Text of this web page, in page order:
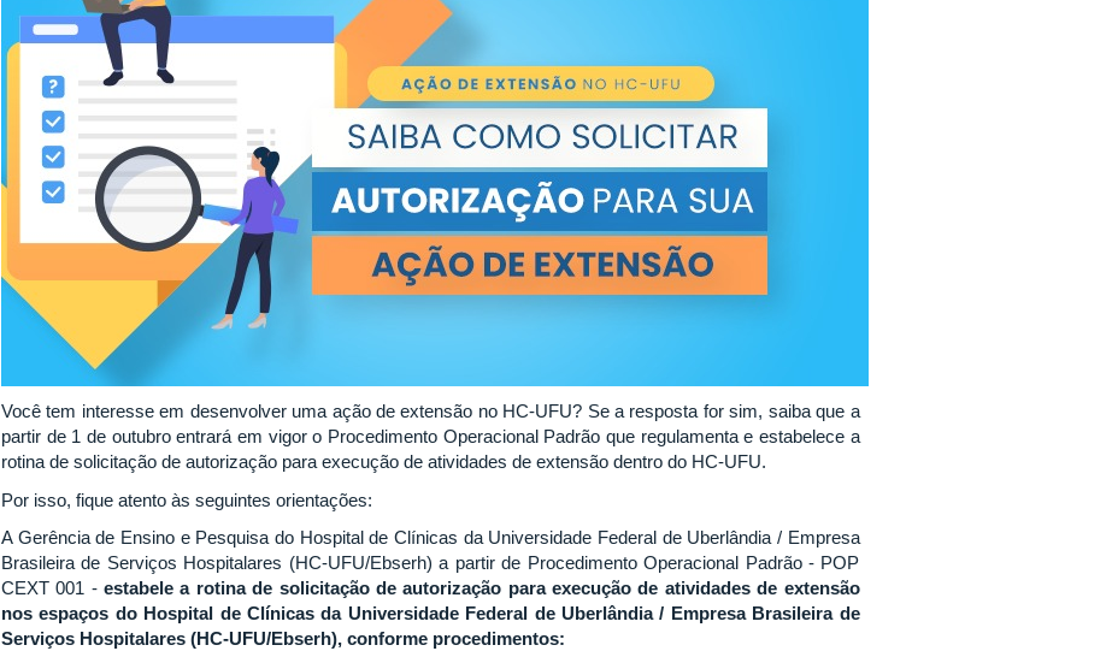
Você tem interesse em desenvolver uma ação de extensão no HC-UFU? Se a resposta for sim, saiba que a
partir de 1 de outubro entrará em vigor o Procedimento Operacional Padrão que regulamenta e estabelece a
rotina de solicitação de autorização para execução de atividades de extensão dentro do HC-UFU.
Por isso, fique atento às seguintes orientações:
A Gerência de Ensino e Pesquisa do Hospital de Clínicas da Universidade Federal de Uberlândia / Empresa
Brasileira de Serviços Hospitalares (HC-UFU/Ebserh) a partir de Procedimento Operacional Padrão - POP
CEXT 001 -estabele a rotina de solicitação de autorização para execução de atividades de extensão
nos espaços do Hospital de Clínicas da Universidade Federal de Uberlândia / Empresa Brasileira de
Serviços Hospitalares (HC-UFU/Ebserh), conforme procedimentos: